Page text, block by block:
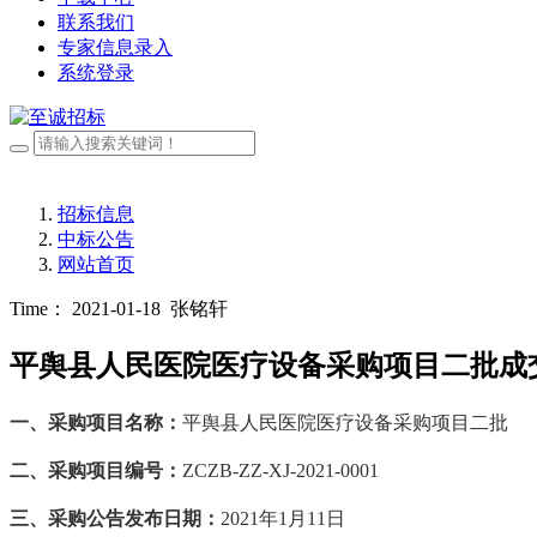
联系我们
专家信息录入
系统登录
招标信息
中标公告
网站首页
Time： 2021-01-18 张铭轩
平舆县人民医院医疗设备采购项目二批成
一、采购项目名称： 平舆县人民医院医疗设备采购项目二批
二、采购项目编号： ZCZB-ZZ-XJ-2021-0001
三、采购公告发布日期： 2021年1月 1 1日